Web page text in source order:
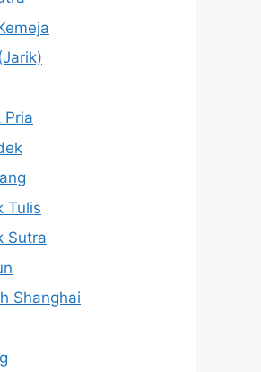
Pria
Tulis
Sutra
Shanghai